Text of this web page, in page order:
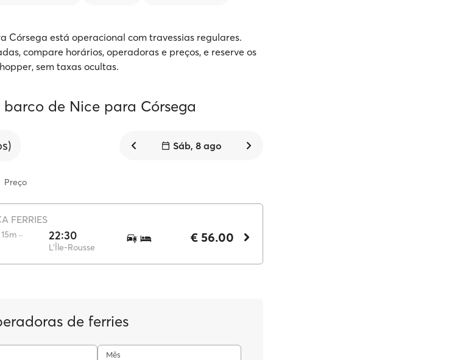
Córsega está operacional com travessias regulares.
compare horários, operadoras e preços, e reserve os
sem taxas ocultas.
barco de Nice para Córsega
Sáb, 8 ago
Preço
FERRIES
·· 22:30
L'Île-Rousse
€ 56.00
de ferries
Mês